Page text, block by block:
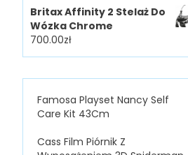
Britax Affinity 2 Stelaż Do
Wózka Chrome
700.00zł
Famosa Playset Nancy Self
Care Kit 43Cm
Cass Film Piórnik Z